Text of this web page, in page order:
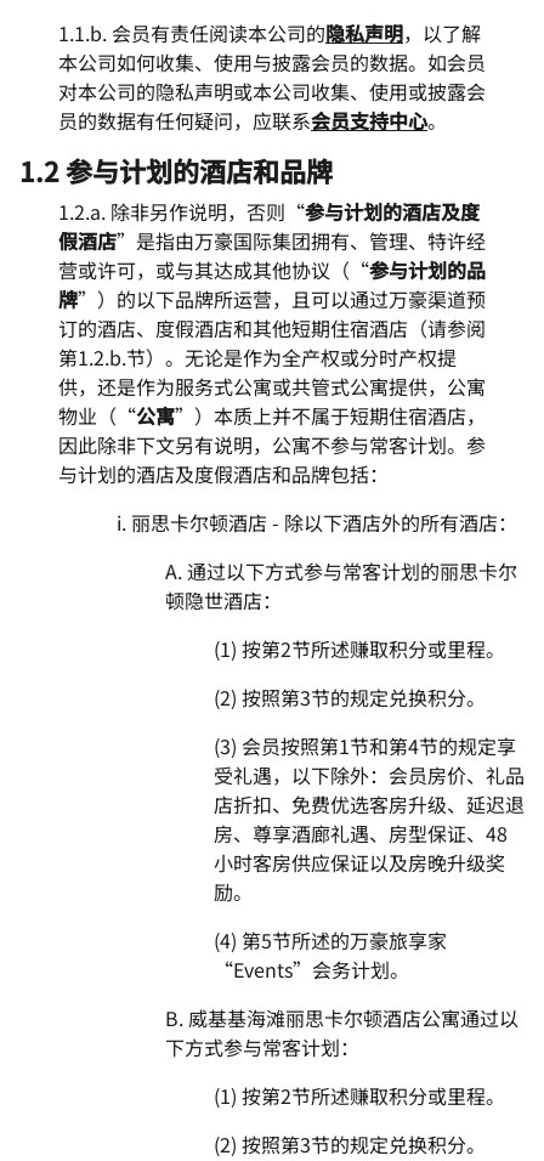
1.1.b. 会员有责任阅读本公司的隐私声明，以了解
本公司如何收集、使用与披露会员的数据。如会员
对本公司的隐私声明或本公司收集、使用或披露会
员的数据有任何疑问，应联系会员支持中心。
1.2 参与计划的酒店和品牌
1.2.a. 除非另作说明，否则“参与计划的酒店及度
假酒店”是指由万豪国际集团拥有、管理、特许经
营或许可，或与其达成其他协议（“参与计划的品
牌”）的以下品牌所运营，且可以通过万豪渠道预
订的酒店、度假酒店和其他短期住宿酒店（请参阅
第1.2.b.节）。无论是作为全产权或分时产权提
供，还是作为服务式公寓或共管式公寓提供，公寓
物业（“公寓”）本质上并不属于短期住宿酒店，
因此除非下文另有说明，公寓不参与常客计划。参
与计划的酒店及度假酒店和品牌包括：
i. 丽思卡尔顿酒店 - 除以下酒店外的所有酒店：
A. 通过以下方式参与常客计划的丽思卡尔
顿隐世酒店：
(1) 按第2节所述赚取积分或里程。
(2) 按照第3节的规定兑换积分。
(3) 会员按照第1节和第4节的规定享
受礼遇，以下除外：会员房价、礼品
店折扣、免费优选客房升级、延迟退
房、尊享酒廊礼遇、房型保证、48
小时客房供应保证以及房晚升级奖
励。
(4) 第5节所述的万豪旅享家
“Events”会务计划。
B. 威基基海滩丽思卡尔顿酒店公寓通过以
下方式参与常客计划：
(1) 按第2节所述赚取积分或里程。
(2) 按照第3节的规定兑换积分。